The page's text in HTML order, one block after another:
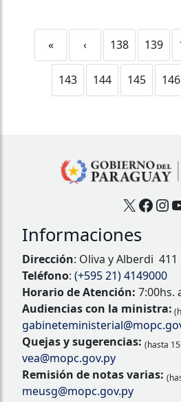
« ‹ 138 139
143 144 145 146
X
Informaciones
Dirección: Oliva y Alberdi 411
Teléfono: (+595 21) 4149000
Horario de Atención: 7:00hs.
Audiencias con la ministra:
Quejas y sugerencias: (hasta
vea@mopc.gov.py
Remisión de notas varias:
meusg@mopc.gov.py